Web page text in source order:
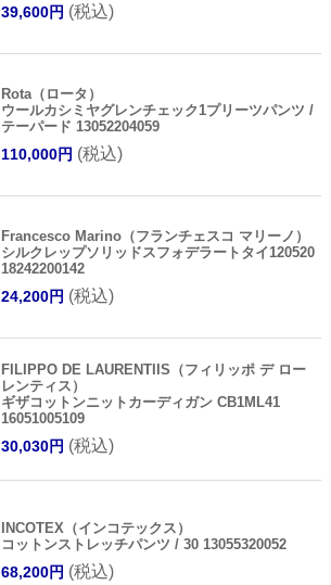
39,600円 (税込)
Rota（ロータ）
ウールカシミヤグレンチェック1プリーツパンツ /
テーパード 13052204059
110,000円 (税込)
Francesco Marino（フランチェスコ マリーノ）
シルクレップソリッドスフォデラートタイ120520
18242200142
24,200円 (税込)
FILIPPO DE LAURENTIIS（フィリッポ デ ロー
レンティス）
ギザコットンニットカーディガン CB1ML41
16051005109
30,030円 (税込)
INCOTEX（インコテックス）
コットンストレッチパンツ / 30 13055320052
68,200円 (税込)